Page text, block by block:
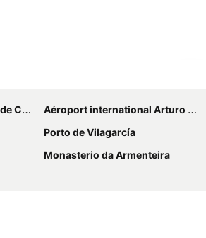
Aéroport international Arturo Merino Benítez
Porto de Vilagarcía
Monasterio da Armenteira